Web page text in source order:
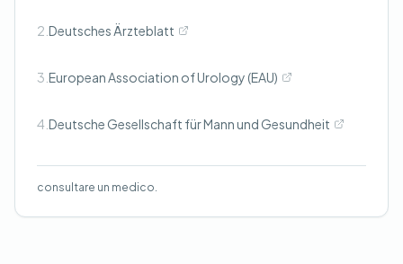
2. Deutsches Ärzteblatt
3. European Association of Urology (EAU)
4. Deutsche Gesellschaft für Mann und Gesundheit
consultare un medico.